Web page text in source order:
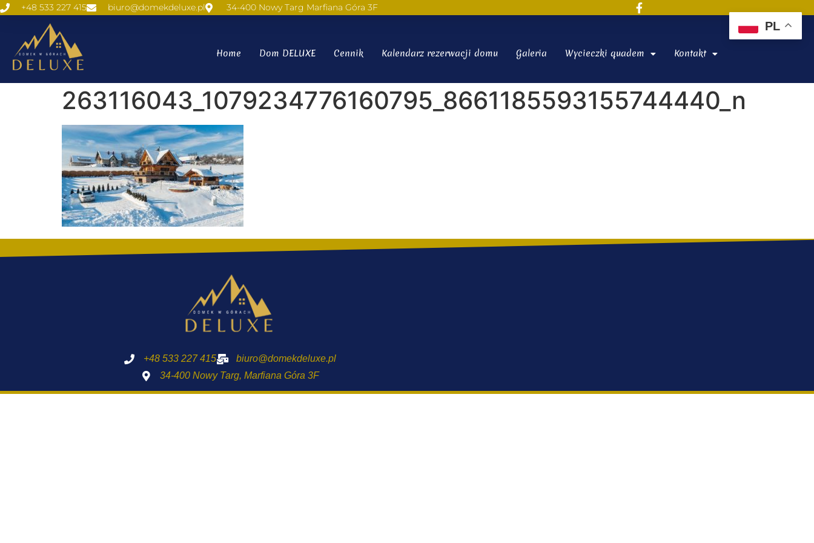
+48 533 227 415 biuro@domekdeluxe.pl 34-400 Nowy Targ Marfiana Góra 3F
Home Dom DELUXE Cennik Kalendarz rezerwacji domu Galeria Wycieczki quadem Kontakt
263116043_1079234776160795_8661185593155744440_n
+48 533 227 415
biuro@domekdeluxe.pl
34-400 Nowy Targ, Marfiana Góra 3F
PL